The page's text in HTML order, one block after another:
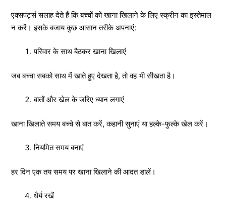
एक्सपर्ट्स सलाह देते हैं कि बच्चों को खाना खिलाने के लिए स्क्रीन का इस्तेमाल
न करें। इसके बजाय कुछ आसान तरीके अपनाएं:
परिवार के साथ बैठकर खाना खिलाएं
जब बच्चा सबको साथ में खाते हुए देखता है, तो वह भी सीखता है।
बातों और खेल के जरिए ध्यान लगाएं
खाना खिलाते समय बच्चे से बात करें, कहानी सुनाएं या हल्के-फुल्के खेल करें।
नियमित समय बनाएं
हर दिन एक तय समय पर खाना खिलाने की आदत डालें।
धैर्य रखें